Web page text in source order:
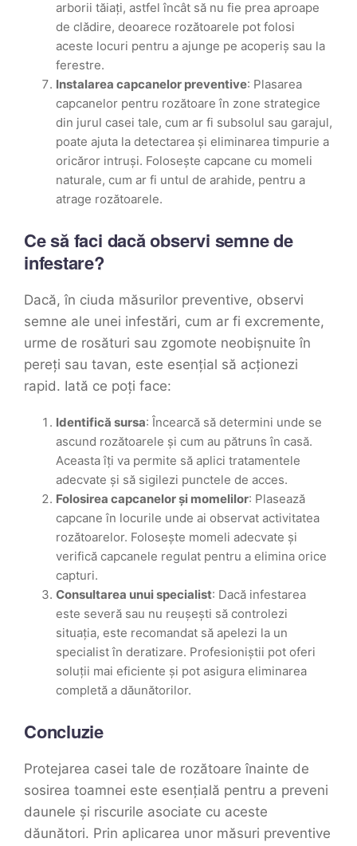
arborii tăiați, astfel încât să nu fie prea aproape
de clădire, deoarece rozătoarele pot folosi
aceste locuri pentru a ajunge pe acoperiș sau la
ferestre.
Instalarea capcanelor preventive: Plasarea
capcanelor pentru rozătoare în zone strategice
din jurul casei tale, cum ar fi subsolul sau garajul,
poate ajuta la detectarea și eliminarea timpurie a
oricăror intruși. Folosește capcane cu momeli
naturale, cum ar fi untul de arahide, pentru a
atrage rozătoarele.
Ce să faci dacă observi semne de
infestare?
Dacă, în ciuda măsurilor preventive, observi
semne ale unei infestări, cum ar fi excremente,
urme de rosături sau zgomote neobișnuite în
pereți sau tavan, este esențial să acționezi
rapid. Iată ce poți face:
Identifică sursa: Încearcă să determini unde se
ascund rozătoarele și cum au pătruns în casă.
Aceasta îți va permite să aplici tratamentele
adecvate și să sigilezi punctele de acces.
Folosirea capcanelor și momelilor: Plasează
capcane în locurile unde ai observat activitatea
rozătoarelor. Folosește momeli adecvate și
verifică capcanele regulat pentru a elimina orice
capturi.
Consultarea unui specialist: Dacă infestarea
este severă sau nu reușești să controlezi
situația, este recomandat să apelezi la un
specialist în deratizare. Profesioniștii pot oferi
soluții mai eficiente și pot asigura eliminarea
completă a dăunătorilor.
Concluzie
Protejarea casei tale de rozătoare înainte de
sosirea toamnei este esențială pentru a preveni
daunele și riscurile asociate cu aceste
dăunători. Prin aplicarea unor măsuri preventive